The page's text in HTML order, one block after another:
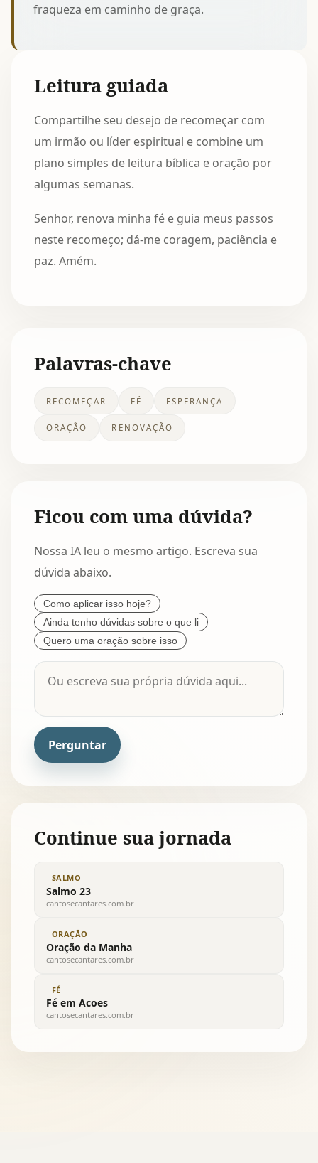
fraqueza em caminho de graça.
Leitura guiada
Compartilhe seu desejo de recomeçar com
um irmão ou líder espiritual e combine um
plano simples de leitura bíblica e oração por
algumas semanas.
Senhor, renova minha fé e guia meus passos
neste recomeço; dá-me coragem, paciência e
paz. Amém.
Palavras-chave
RECOMEÇAR FÉ ESPERANÇA
ORAÇÃO RENOVAÇÃO
Ficou com uma dúvida?
Nossa IA leu o mesmo artigo. Escreva sua
dúvida abaixo.
Como aplicar isso hoje?
Ainda tenho dúvidas sobre o que li
Quero uma oração sobre isso
Perguntar
Continue sua jornada
SALMO
Salmo 23
cantosecantares.com.br
ORAÇÃO
Oração da Manha
cantosecantares.com.br
FÉ
Fé em Acoes
cantosecantares.com.br